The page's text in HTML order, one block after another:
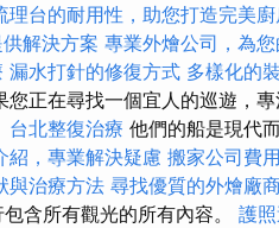
理台的耐用性，助您打造完美
解決方案 專業外燴公司，為
漏水打針的修復方式 多樣化的
您正在尋找一個宜人的巡遊，
台北整復治療 他們的船是現代
紹，專業解決疑慮 搬家公司費
與治療方法 尋找優質的外燴廠
含所有觀光的所有內容。 護